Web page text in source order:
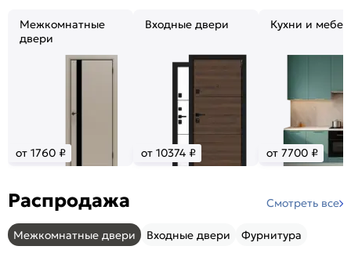
Межкомнатные
двери
от 1760 ₽
Входные двери
от 10374 ₽
Кухни и
от 7700 ₽
Распродажа Смотреть все
Межкомнатные двери Входные двери Фурнитура